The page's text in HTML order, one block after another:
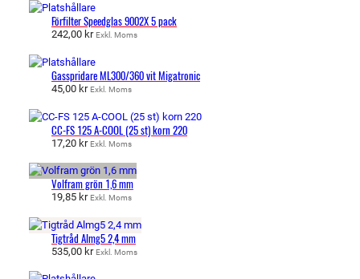
Förfilter Speedglas 9002X 5 pack
242,00 kr Exkl. Moms
Gasspridare ML300/360 vit Migatronic
45,00 kr Exkl. Moms
CC-FS 125 A-COOL (25 st) korn 220
17,20 kr Exkl. Moms
Volfram grön 1,6 mm
19,85 kr Exkl. Moms
Tigtråd Almg5 2,4 mm
535,00 kr Exkl. Moms